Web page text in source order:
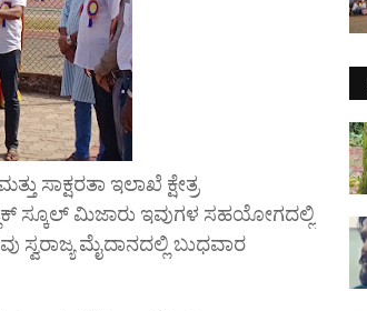
ಸಾಕ್ಷರತಾ ಇಲಾಖೆ ಕ್ಷೇತ್ರ
ಸ್ಕೂಲ್ ಮಿಜಾರು ಇವುಗಳ ಸಹಯೋಗದಲ್ಲಿ
ಸ್ವರಾಜ್ಯ ಮೈದಾನದಲ್ಲಿ ಬುಧವಾರ